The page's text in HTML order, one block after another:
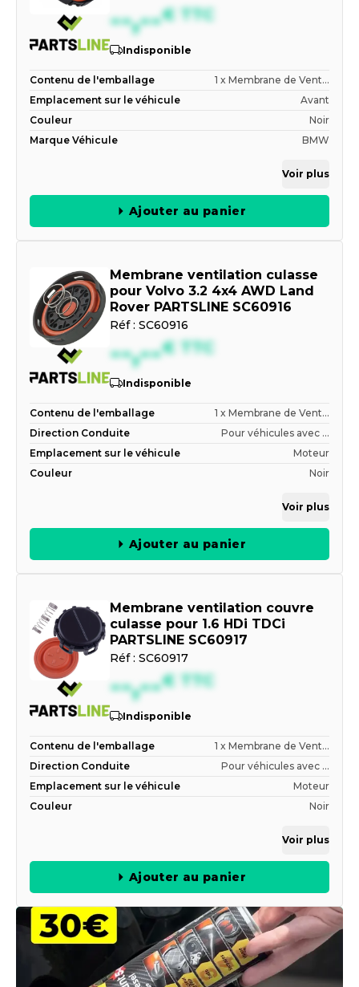
--,--€ TTC
Indisponible
Contenu de l'emballage
1 x Membrane de Vent...
Emplacement sur le véhicule
Avant
Couleur
Noir
Marque Véhicule
BMW
Voir plus
Ajouter au panier
Membrane ventilation culasse
pour Volvo 3.2 4x4 AWD Land
Rover PARTSLINE SC60916
Réf : SC60916
--,--€ TTC
Indisponible
Contenu de l'emballage
1 x Membrane de Vent...
Direction Conduite
Pour véhicules avec ...
Emplacement sur le véhicule
Moteur
Couleur
Noir
Voir plus
Ajouter au panier
Membrane ventilation couvre
culasse pour 1.6 HDi TDCi
PARTSLINE SC60917
Réf : SC60917
--,--€ TTC
Indisponible
Contenu de l'emballage
1 x Membrane de Vent...
Direction Conduite
Pour véhicules avec ...
Emplacement sur le véhicule
Moteur
Couleur
Noir
Voir plus
Ajouter au panier